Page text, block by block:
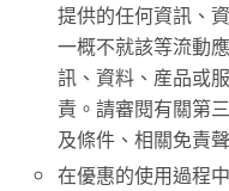
提供的任何資訊、
一概不就該等流動
訊、資料、産品或
責。請審閱有關第
及條件、相關免責
在優惠的使用過程